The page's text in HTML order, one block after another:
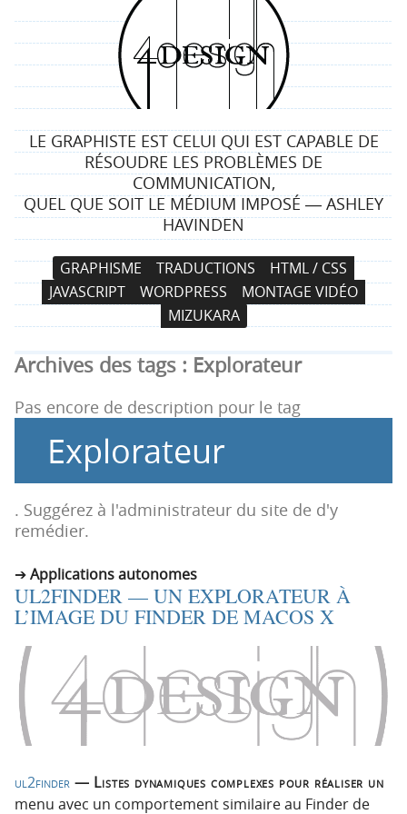
4
d
e
s
i
g
n
LE GRAPHISTE EST CELUI QUI EST CAPABLE DE
RÉSOUDRE LES PROBLÈMES DE
COMMUNICATION,
QUEL QUE SOIT LE MÉDIUM IMPOSÉ ― ASHLEY
HAVINDEN
N
a
v
i
g
a
t
i
p
i
c
i
p
e
A
l
l
e
r
a
u
c
t
n
GRAPHISME TRADUCTIONS
HTML / CSS
JAVASCRIPT
WORDPRESS
MONTAGE VIDÉO
MIZUKARA
Archives des tags : Explorateur
Pas encore de description pour le tag
Explorateur
. Suggérez à l'administrateur du site de d'y
remédier.
Applications autonomes
UL2FINDER — UN EXPLORATEUR À
L’IMAGE DU FINDER DE MACOS X
ul2finder — Listes dynamiques complexes pour réaliser un
menu avec un comportement similaire au Finder de